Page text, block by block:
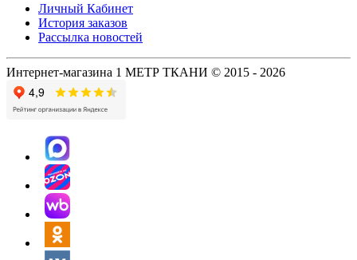
Личный Кабинет
История заказов
Рассылка новостей
Интернет-магазина 1 МЕТР ТКАНИ © 2015 - 2026